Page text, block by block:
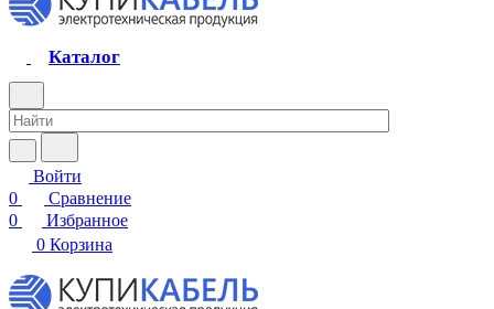
Каталог
Войти
0
Сравнение
0
Избранное
0 Корзина